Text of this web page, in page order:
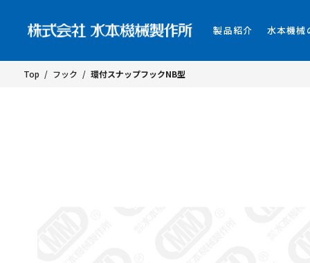
製品紹介 水本機械
Top / フック / 環付スナップフックNB型